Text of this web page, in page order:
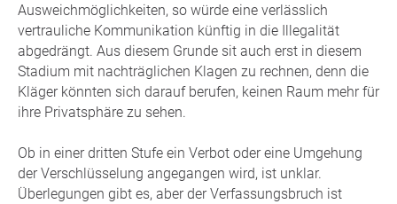
Ausweichmöglichkeiten, so würde eine verlässlich
vertrauliche Kommunikation künftig in die Illegalität
abgedrängt. Aus diesem Grunde sit auch erst in diesem
Stadium mit nachträglichen Klagen zu rechnen, denn die
Kläger könnten sich darauf berufen, keinen Raum mehr für
ihre Privatsphäre zu sehen.
Ob in einer dritten Stufe ein Verbot oder eine Umgehung
der Verschlüsselung angegangen wird, ist unklar.
Überlegungen gibt es, aber der Verfassungsbruch ist